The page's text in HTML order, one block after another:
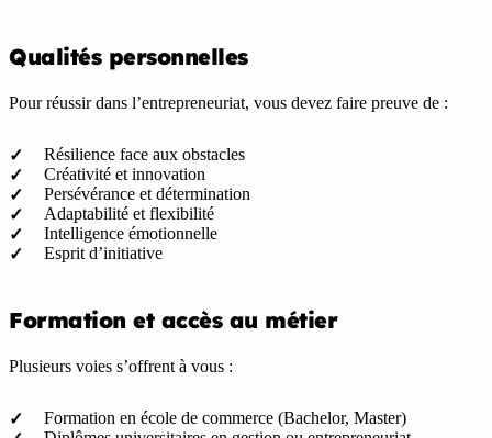
Qualités personnelles
Pour réussir dans l’entrepreneuriat, vous devez faire preuve de :
Résilience face aux obstacles
Créativité et innovation
Persévérance et détermination
Adaptabilité et flexibilité
Intelligence émotionnelle
Esprit d’initiative
Formation et accès au métier
Plusieurs voies s’offrent à vous :
Formation en école de commerce (Bachelor, Master)